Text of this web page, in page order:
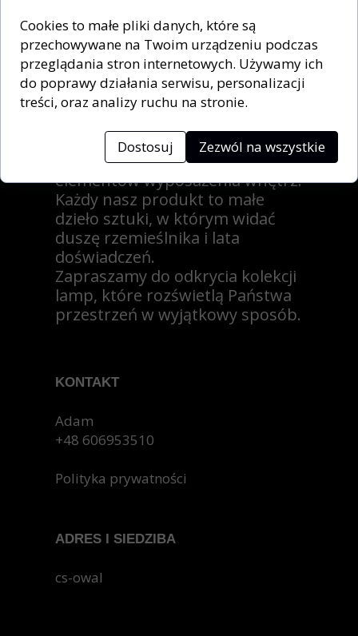
To właśnie ta ręczna obróbka
gwarantuje perfekcyjną jakość
i unikalny charakter każdej
lampy.
Tworzymy oświetlenie dla
firm, którzy poszukują
nietuzinkowych, designerskich
elementów wyposażenia wnętrz.
Każdy nasz produkt to małe
dzieło sztuki, w którym widać
duszę rzemieślnika i lata
doświadczeń.
Zapraszamy do odkrycia kolekcji
lamp, które rozświetlą Państwa
przestrzeń w wyjątkowy sposób.
ADRES I SIEDZIBA
cs-owal
KONTAKT
Adam
+48 606953510
Polityka prywatności
Cookies to małe pliki danych, które są
przechowywane na Twoim urządzeniu podczas
przeglądania stron internetowych. Używamy ich
do poprawy działania serwisu, personalizacji
treści, oraz analizy ruchu na stronie.
Dostosuj Zezwól na wszystkie